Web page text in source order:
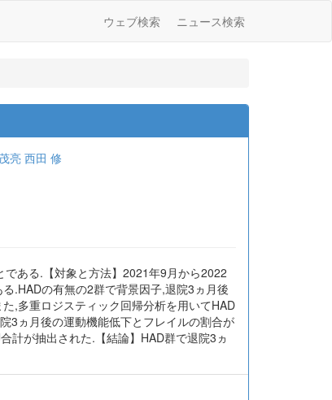
ウェブ検索 ニュース検索
亮 西田 修
である.【対象と方法】2021年9月から2022
.HADの有無の2群で背景因子,退院3ヵ月後
,多重ロジスティック回帰分析を用いてHAD
3ヵ月後の運動機能低下とフレイルの割合が
計が抽出された.【結論】HAD群で退院3ヵ